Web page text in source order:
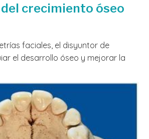
crecimiento óseo
faciales, el disyuntor de
el desarrollo óseo y mejorar la